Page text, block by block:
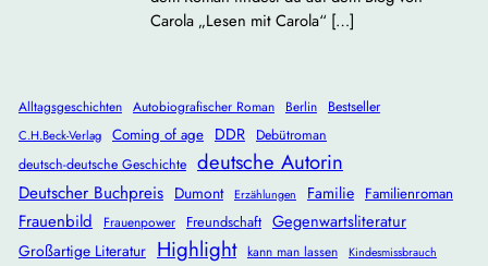
Carola „Lesen mit Carola“ […]
Alltagsgeschichten Autobiografischer Roman Berlin Bestseller
C.H.Beck-Verlag Coming of age DDR
Debütroman
deutsch-deutsche Geschichte deutsche Autorin
Deutscher Buchpreis Dumont Erzählungen Familie Familienroman
Frauenbild Frauenpower Freundschaft Gegenwartsliteratur
Großartige Literatur Highlight kann man lassen Kindesmissbrauch